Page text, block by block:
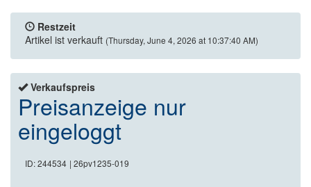
Restzeit
Artikel ist verkauft (Thursday, June 4, 2026 at 10:37:40 AM)
Verkaufspreis
Preisanzeige nur
eingeloggt
ID: 244534 | 26pv1235-019